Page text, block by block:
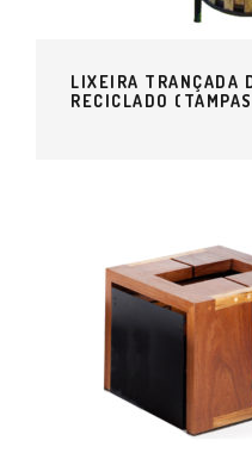
LIXEIRA TRANÇADA
RECICLADO